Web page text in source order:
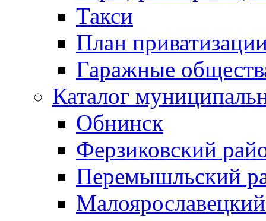
Такси
План
Гаражные
Каталог
Обнинск
Ферзиковский
Перемышльский